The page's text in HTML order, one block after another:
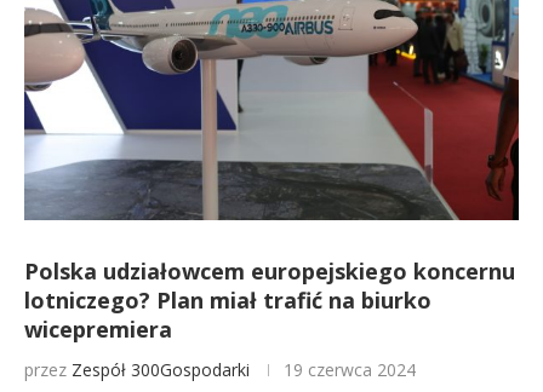
Polska udziałowcem europejskiego koncernu
lotniczego? Plan miał trafić na biurko
wicepremiera
przez Zespół 300Gospodarki 19 czerwca 2024